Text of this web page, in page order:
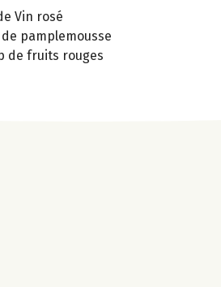
Vin rosé
de pamplemousse
de fruits rouges